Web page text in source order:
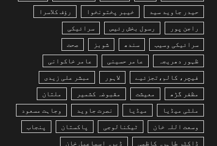
حیدر جاوید سید خیبر پختونخوا رؤف کلاسرا
راجن پور رسول بخش رئیس سرائیکی
سرائیکی وسیب سندھ شوبز صحت
ظہور دھریجہ عامر حسینی عامر خاکوانی
فیچر، کالم،تجزئیے لاہور مبشر علی زیدی
مظفر گڑھ معیشت مقبوضہ کشمیر ملتان
ملٹی میڈیا میڈیا نصرت جاوید وجاہت مسعود
وسعت اللہ خان ٹیکنالوجی پاکستان پنجاب
ڈاکٹر طاہرہ کاظمی ڈیرہ اسماعیل خان